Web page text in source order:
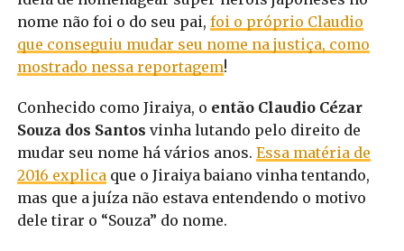
nome não foi o do seu pai, foi o próprio Claudio
que conseguiu mudar seu nome na justiça, como
mostrado nessa reportagem!
Conhecido como Jiraiya, o então Claudio Cézar
Souza dos Santos vinha lutando pelo direito de
mudar seu nome há vários anos. Essa matéria de
2016 explicaque o Jiraiya baiano vinha tentando,
mas que a juíza não estava entendendo o motivo
dele tirar o “Souza” do nome.